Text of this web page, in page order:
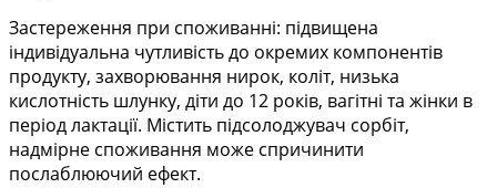
Застереження при споживанні: підвищена
індивідуальна чутливість до окремих компонентів
продукту, захворювання нирок, коліт, низька
кислотність шлунку, діти до 12 років, вагітні та жінки в
період лактації. Містить підсолоджувач сорбіт,
надмірне споживання може спричинити
послаблюючий ефект.